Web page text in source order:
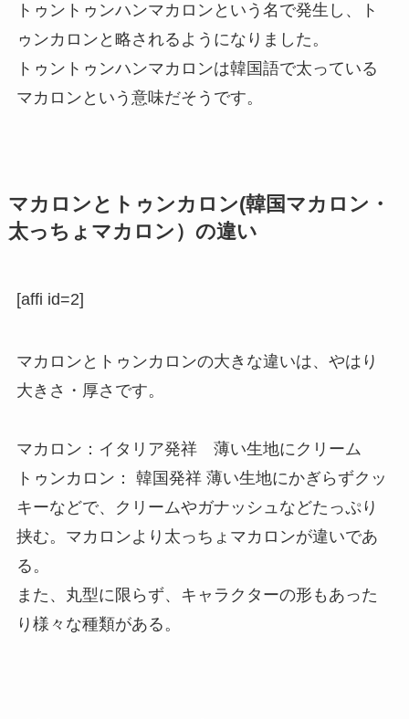
トゥントゥンハンマカロンという名で発生し、ト
ゥンカロンと略されるようになりました。
トゥントゥンハンマカロンは韓国語で太っている
マカロンという意味だそうです。
マカロンとトゥンカロン(韓国マカロン・
太っちょマカロン）の違い
[affi id=2]
マカロンとトゥンカロンの大きな違いは、やはり
大きさ・厚さです。
マカロン：イタリア発祥 薄い生地にクリーム
トゥンカロン： 韓国発祥 薄い生地にかぎらずクッ
キーなどで、クリームやガナッシュなどたっぷり
挟む。マカロンより太っちょマカロンが違いであ
る。
また、丸型に限らず、キャラクターの形もあった
り様々な種類がある。